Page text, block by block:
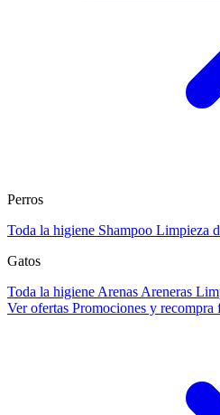
Perros
Toda la higiene Shampoo Limpieza
Gatos
Toda la higiene Arenas Areneras
Ver ofertas Promociones y recompra